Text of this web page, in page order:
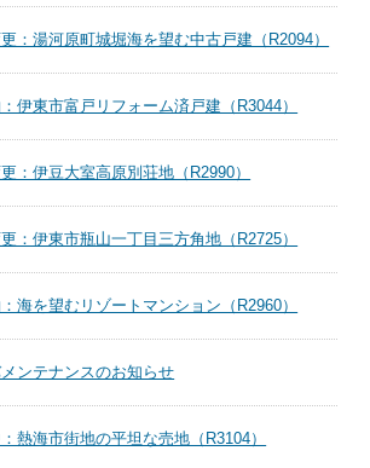
：湯河原町城堀海を望む中古戸建（R2094）
伊東市富戸リフォーム済戸建（R3044）
：伊豆大室高原別荘地（R2990）
：伊東市瓶山一丁目三方角地（R2725）
海を望むリゾートマンション（R2960）
ンテナンスのお知らせ
熱海市街地の平坦な売地（R3104）